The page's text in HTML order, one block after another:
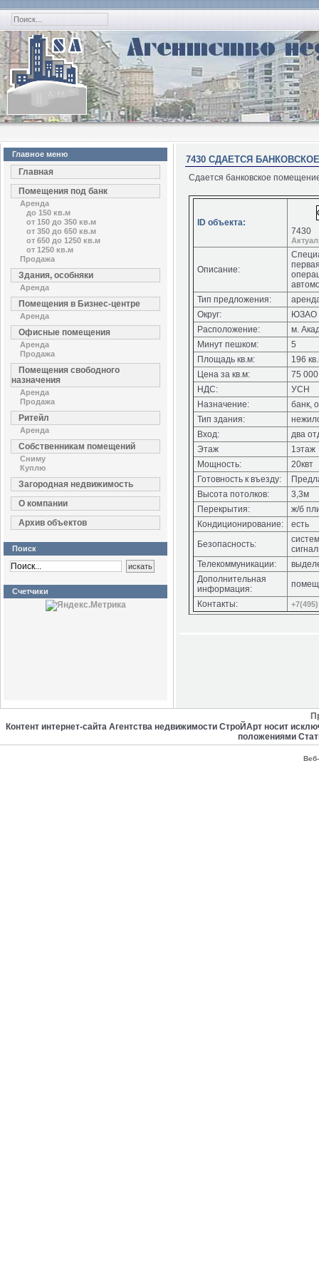
Главное меню
Главная
Помещения под банк
Аренда
до 150 кв.м
от 150 до 350 кв.м
от 350 до 650 кв.м
от 650 до 1250 кв.м
от 1250 кв.м
Продажа
Здания, особняки
Аренда
Помещения в Бизнес-центре
Аренда
Офисные помещения
Аренда
Продажа
Помещения свободного
назначения
Аренда
Продажа
Ритейл
Аренда
Собственникам помещений
Сниму
Куплю
Загородная недвижимость
О компании
Архив объектов
Поиск
Счетчики
7430 СДАЕТСЯ
Сдается банковское
ID объекта:
7430
Описание:
Тип предложения:
Округ:
ЮЗАО
Расположение:
м.
Минут пешком:
5
Площадь кв.м:
196
Цена за кв.м:
75 000
НДС:
УСН
Назначение:
банк,
Тип здания:
Вход:
два
Этаж
1этаж
Мощность:
20квт
Готовность к въезду:
Высота потолков:
3,3м
Перекрытия:
ж/б
Кондиционирование:
есть
Безопасность:
Телекоммуникации:
Дополнительная
информация:
Контакты:
Контент интернет-сайта Агентства недвижимости СтроЙАрт носит
положениями